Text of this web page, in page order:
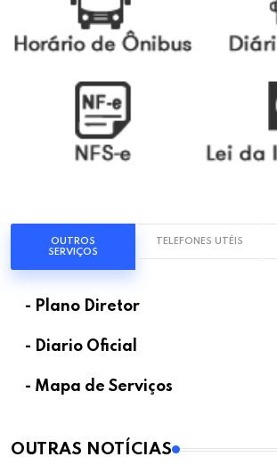
OUTROS
SERVIÇOS
TELEFONES UTÉIS
- Plano Diretor
- Diario Oficial
- Mapa de Serviços
OUTRAS NOTÍCIAS